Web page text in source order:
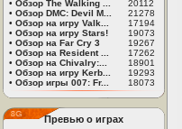
• Обзор The Walking ...
20112
• Обзор DMC: Devil M...
21278
• Обзор на игру Valk...
17194
• Обзор на игру Stars!
19073
• Обзор на Far Cry 3
19267
• Обзор на Resident ...
17262
• Обзор на Chivalry:...
18901
• Обзор на игру Kerb...
19293
• Обзор игры 007: Fr... 18073
Превью о играх